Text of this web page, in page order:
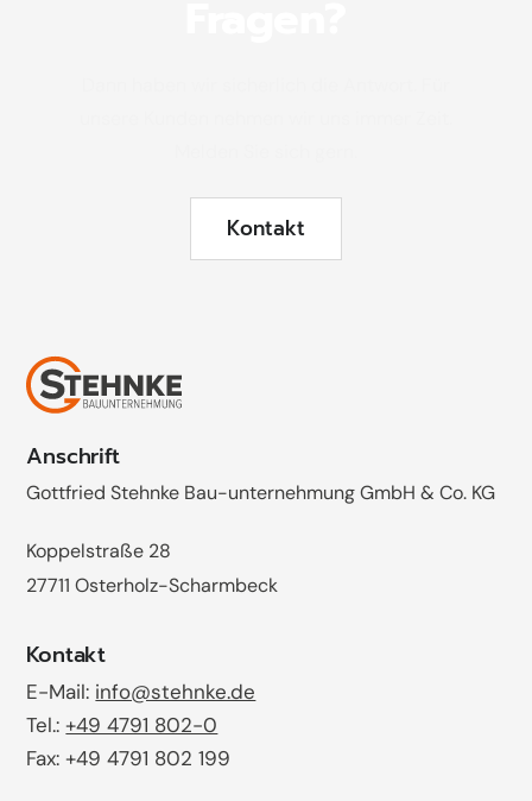
Kontakt
Anschrift
Gottfried Stehnke Bau-unternehmung GmbH & Co. KG
Koppelstraße 28
27711 Osterholz-Scharmbeck
Kontakt
E-Mail: info@stehnke.de
Tel.:+49 4791 802-0
Fax: +49 4791 802 199